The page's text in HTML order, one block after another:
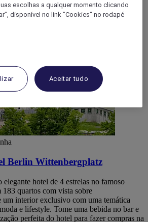
of 5
Berlin Wittenbergplatz
elegante hotel de 4 estrelas no famoso
183 quartos com vista sobre
um interior exclusivo com uma temática
e lifestyle. Tome uma bebida no bar e
perfeita do hotel para fazer compras na
escolhas a qualquer momento clicando
disponível no link "Cookies" no rodapé
Aceitar tudo